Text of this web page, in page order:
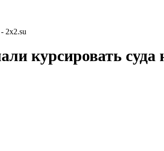
2x2.su
курсировать